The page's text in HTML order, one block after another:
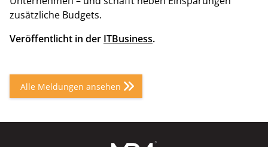
zusätzliche Budgets.
Veröffentlicht in der ITBusiness.
Alle Meldungen ansehen